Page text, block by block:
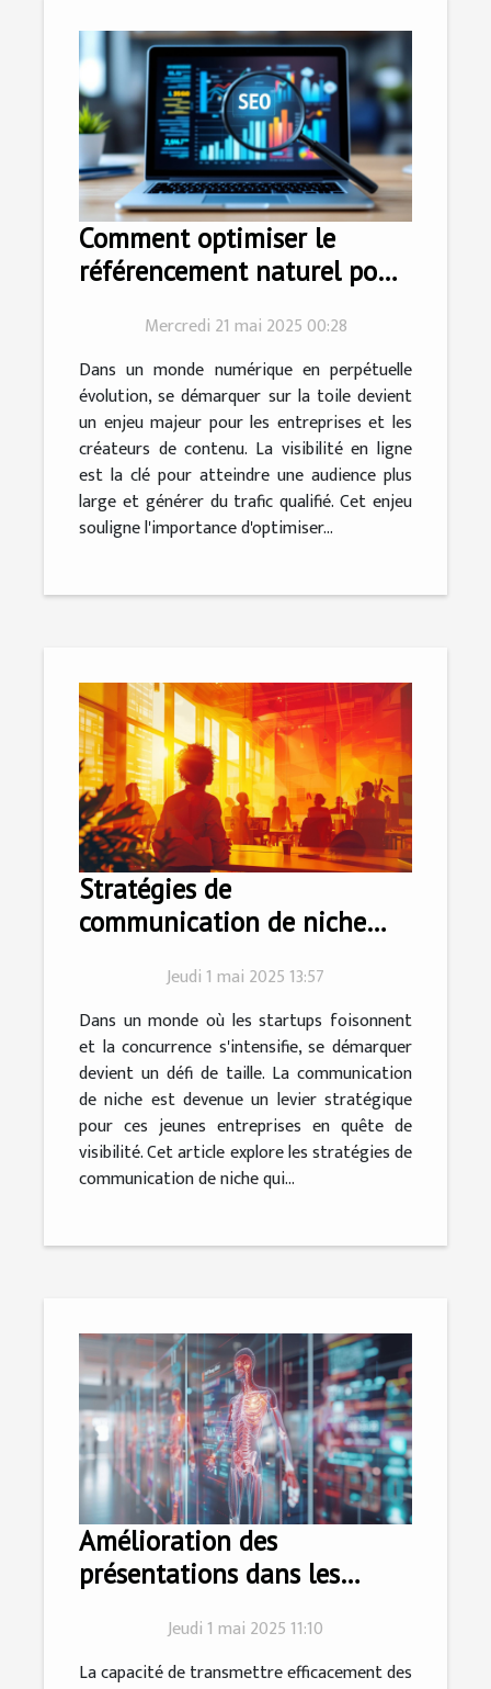
Comment optimiser le
référencement naturel pour
Mercredi 21 mai 2025 00:28
Dans un monde numérique en perpétuelle
évolution, se démarquer sur la toile devient
un enjeu majeur pour les entreprises et les
créateurs de contenu. La visibilité en ligne
est la clé pour atteindre une audience plus
large et générer du trafic qualifié. Cet enjeu
souligne l'importance d'optimiser...
Stratégies de
communication de niche
Jeudi 1 mai 2025 13:57
Dans un monde où les startups foisonnent
et la concurrence s'intensifie, se démarquer
devient un défi de taille. La communication
de niche est devenue un levier stratégique
pour ces jeunes entreprises en quête de
visibilité. Cet article explore les stratégies de
communication de niche qui...
Amélioration des
présentations dans les
la conception visuelle
Jeudi 1 mai 2025 11:10
La capacité de transmettre efficacement des